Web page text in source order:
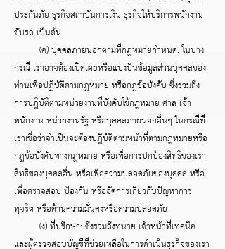
ประกันภัย ธุรกิจสถาบันการเงิน ธุรกิจให้บริการพนักงาน
ขับรถ เป็นต้น
(ค) บุคคลภายนอกตามที่กฎหมายกำหนด: ในบาง
กรณี เราอาจต้องเปิดเผยหรือแบ่งปันข้อมูลส่วนบุคคลของ
ท่านเพื่อปฏิบัติตามกฎหมาย หรือกฎข้อบังคับ ซึ่งรวมถึง
การปฏิบัติตามหน่วยงานที่บังคับใช้กฎหมาย ศาล เจ้า
พนักงาน หน่วยงานรัฐ หรือบุคคลภายนอกอื่นๆ ในกรณีที่
เราเชื่อว่าจำเป็นจะต้องปฏิบัติตามหน้าที่ตามกฎหมายหรือ
กฎข้อบังคับทางกฎหมาย หรือเพื่อการปกป้องสิทธิของเรา
สิทธิของบุคคลอื่น หรือเพื่อความปลอดภัยของบุคคล หรือ
เพื่อตรวจสอบ ป้องกัน หรือจัดการเกี่ยวกับปัญหาการ
ทุจริต หรือด้านความมั่นคงหรือความปลอดภัย
(ง) ที่ปรึกษา: ซึ่งรวมถึงทนาย เจ้าหน้าที่เทคนิค
และผู้ตรวจสอบบัญชีที่ช่วยเหลือในการดำเนินธุรกิจของเรา